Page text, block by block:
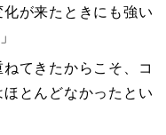
が来たときにも強い
てきたからこそ、コ
とんどなかったとい